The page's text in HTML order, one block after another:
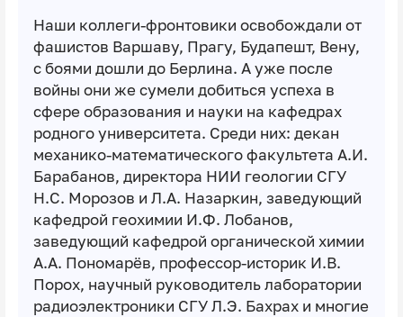
Наши коллеги-фронтовики освобождали от
фашистов Варшаву, Прагу, Будапешт, Вену,
с боями дошли до Берлина. А уже после
войны они же сумели добиться успеха в
сфере образования и науки на кафедрах
родного университета. Среди них: декан
механико-математического факультета А.И.
Барабанов, директора НИИ геологии СГУ
Н.С. Морозов и Л.А. Назаркин, заведующий
кафедрой геохимии И.Ф. Лобанов,
заведующий кафедрой органической химии
А.А. Пономарёв, профессор-историк И.В.
Порох, научный руководитель лаборатории
радиоэлектроники СГУ Л.Э. Бахрах и многие